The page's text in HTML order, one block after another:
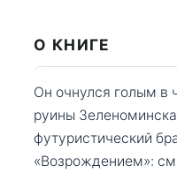
О КНИГЕ
Он очнулся голым в
руины
футуристический
«Возрождением»: